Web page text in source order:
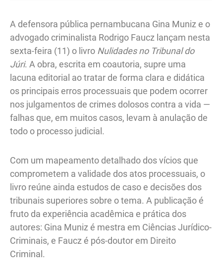
A defensora pública pernambucana Gina Muniz e o
advogado criminalista Rodrigo Faucz lançam nesta
sexta-feira (11) o livro Nulidades no Tribunal do
Júri. A obra, escrita em coautoria, supre uma
lacuna editorial ao tratar de forma clara e didática
os principais erros processuais que podem ocorrer
nos julgamentos de crimes dolosos contra a vida —
falhas que, em muitos casos, levam à anulação de
todo o processo judicial.
Com um mapeamento detalhado dos vícios que
comprometem a validade dos atos processuais, o
livro reúne ainda estudos de caso e decisões dos
tribunais superiores sobre o tema. A publicação é
fruto da experiência acadêmica e prática dos
autores: Gina Muniz é mestra em Ciências Jurídico-
Criminais, e Faucz é pós-doutor em Direito
Criminal.